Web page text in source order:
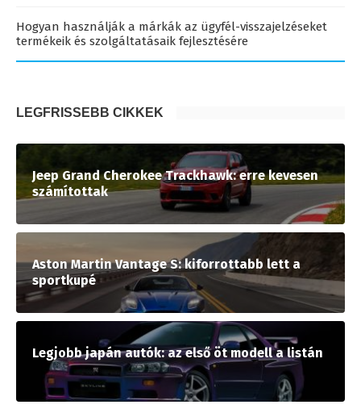
Hogyan használják a márkák az ügyfél-visszajelzéseket
termékeik és szolgáltatásaik fejlesztésére
LEGFRISSEBB CIKKEK
Jeep Grand Cherokee Trackhawk: erre kevesen
számítottak
Aston Martin Vantage S: kiforrottabb lett a
sportkupé
Legjobb japán autók: az első öt modell a listán